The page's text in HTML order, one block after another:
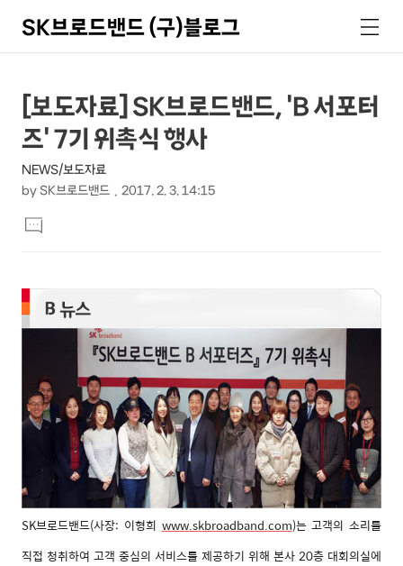
SK브로드밴드 (구)블로그
색
메
뉴
상
세
컨
텐
츠
본
문
제
목
[보도자료] SK브로드밴드, 'B 서포터
즈' 7기 위촉식 행사
NEWS/보도자료
by SK브로드밴드 2017. 2. 3. 14:15
문
댓
글
SK브로드밴드(사장: 이형희 www.skbroadband.com)는 고객의 소리를
직접 청취하여 고객 중심의 서비스를 제공하기 위해 본사 20층 대회의실에